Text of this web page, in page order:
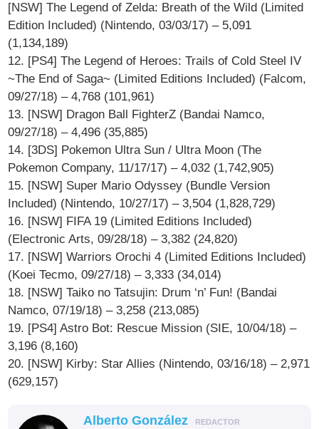
[NSW] The Legend of Zelda: Breath of the Wild (Limited
Edition Included) (Nintendo, 03/03/17) – 5,091
(1,134,189)
12. [PS4] The Legend of Heroes: Trails of Cold Steel IV
~The End of Saga~ (Limited Editions Included) (Falcom,
09/27/18) – 4,768 (101,961)
13. [NSW] Dragon Ball FighterZ (Bandai Namco,
09/27/18) – 4,496 (35,885)
14. [3DS] Pokemon Ultra Sun / Ultra Moon (The
Pokemon Company, 11/17/17) – 4,032 (1,742,905)
15. [NSW] Super Mario Odyssey (Bundle Version
Included) (Nintendo, 10/27/17) – 3,504 (1,828,729)
16. [NSW] FIFA 19 (Limited Editions Included)
(Electronic Arts, 09/28/18) – 3,382 (24,820)
17. [NSW] Warriors Orochi 4 (Limited Editions Included)
(Koei Tecmo, 09/27/18) – 3,333 (34,014)
18. [NSW] Taiko no Tatsujin: Drum ‘n’ Fun! (Bandai
Namco, 07/19/18) – 3,258 (213,085)
19. [PS4] Astro Bot: Rescue Mission (SIE, 10/04/18) –
3,196 (8,160)
20. [NSW] Kirby: Star Allies (Nintendo, 03/16/18) – 2,971
(629,157)
Alberto González REDACTOR